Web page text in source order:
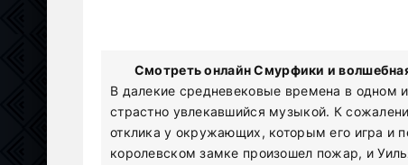
Смотреть онлайн Смурфики и
В далекие средневековые времена в одном
страстно увлекавшийся музыкой. К
отклика у окружающих, которым его игра и
королевском замке произошел пожар, и